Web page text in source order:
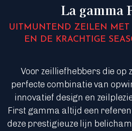
La gamma
UITMUNTEND ZEILEN MET
EN DE KRACHTIGE
Voor zeilliefhebbers die op
perfecte combinatie van
innovatief design en
First gamma altijd een
deze prestigieuze lijn